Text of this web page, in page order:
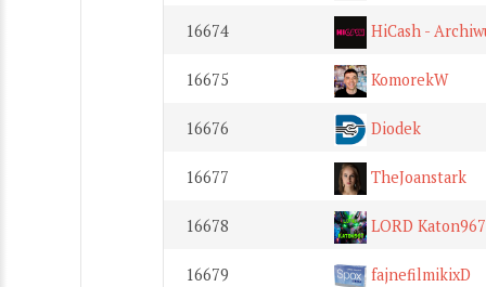
16674 HiCash -
16675 KomorekW
16676 Diodek
16677 TheJoanstark
16678 LORD Katon967
16679 fajnefilmikixD